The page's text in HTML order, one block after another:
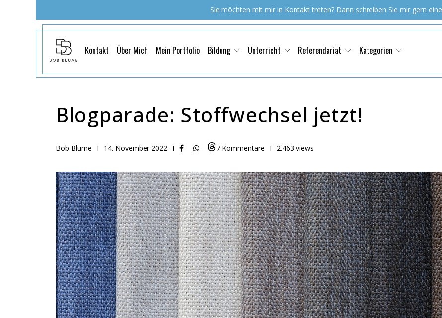
Sie möchten mit mir in Kontakt treten? Dann schreiben Sie mir gern eine
Kontakt Über Mich Mein Portfolio Bildung Unterricht Referendariat Kategorien
Blogparade: Stoffwechsel jetzt!
Bob Blume I 14. November 2022 I 7 Kommentare I 2.463 views